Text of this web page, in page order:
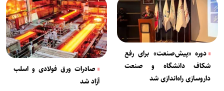
دوره «پیش‌صنعت» برای رفع
شکاف دانشگاه و صنعت
داروسازی راه‌اندازی شد
صادرات ورق‌ فولادی و اسلب
آزاد شد